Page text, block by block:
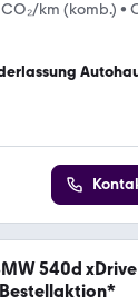
km (komb.) •
540d